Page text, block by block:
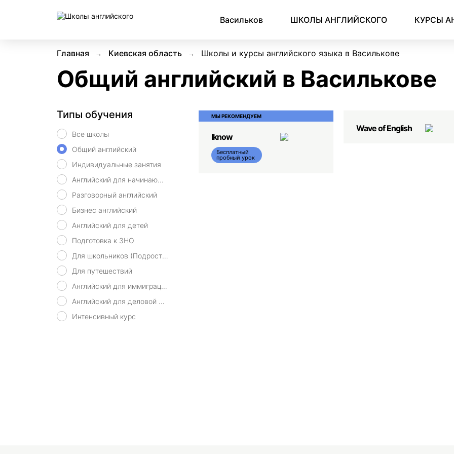
Васильков ШКОЛЫ АНГЛИЙСКОГО КУРСЫ
Главная Киевская область Школы и курсы английского языка в Василькове
Общий английский в Василькове
Типы обучения
Все школы
Общий английский
Индивидуальные занятия
Английский для начинающих
Разговорный английский
Бизнес английский
Английский для детей
Подготовка к ЗНО
Для школьников (Подростков)
Для путешествий
Английский для иммиграции
Английский для деловой переписки
Интенсивный курс
МЫ РЕКОМЕНДУЕМ
Iknow
Бесплатный
пробный урок
Wave of English